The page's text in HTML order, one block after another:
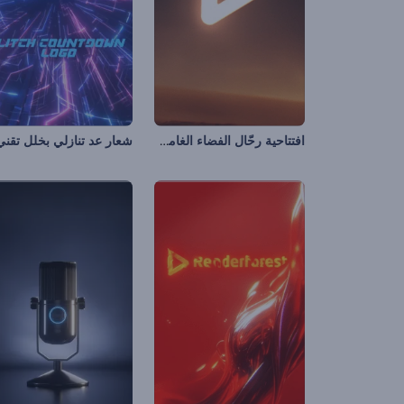
افتتاحية رحّال الفضاء الغامض شعار عد تنازلي بخلل